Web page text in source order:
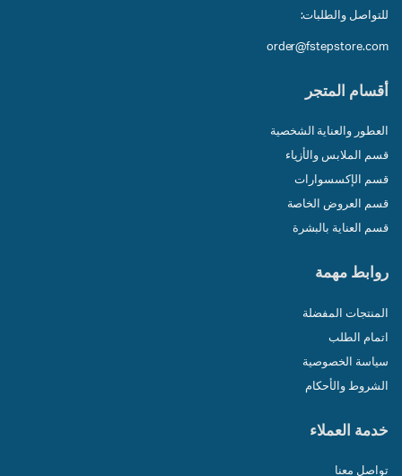
للتواصل والطلبات:
order@fstepstore.com
أقسام المتجر
العطور والعناية الشخصية
قسم الملابس والأزياء
قسم الإكسسوارات
قسم العروض الخاصة
قسم العناية بالبشرة
روابط مهمة
المنتجات المفضلة
اتمام الطلب
سياسة الخصوصية
الشروط والأحكام
خدمة العملاء
تواصل معنا